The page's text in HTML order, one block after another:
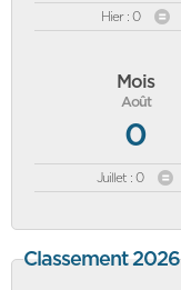
Hier : 0
Mois
Août
0
Juillet : 0
Classement 2026